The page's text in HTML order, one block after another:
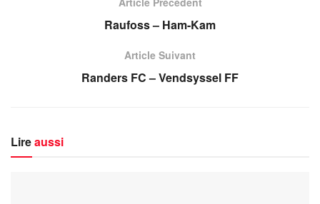
Raufoss – Ham-Kam
Article Suivant
Randers FC – Vendsyssel FF
Lireaussi